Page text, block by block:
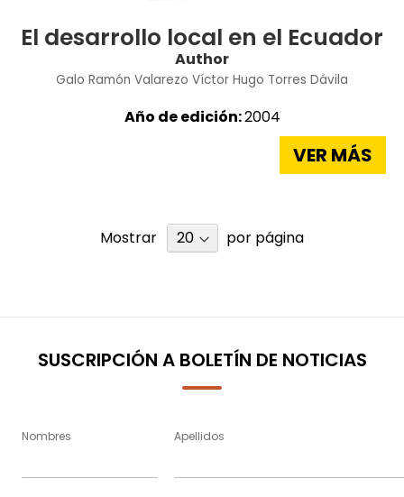
El desarrollo local en el Ecuador
Author
Galo Ramón Valarezo Víctor Hugo Torres Dávila
Año de edición:2004
VER MÁS
Mostrar por página
SUSCRIPCIÓN A BOLETÍN DE NOTICIAS
Nombres Apellidos